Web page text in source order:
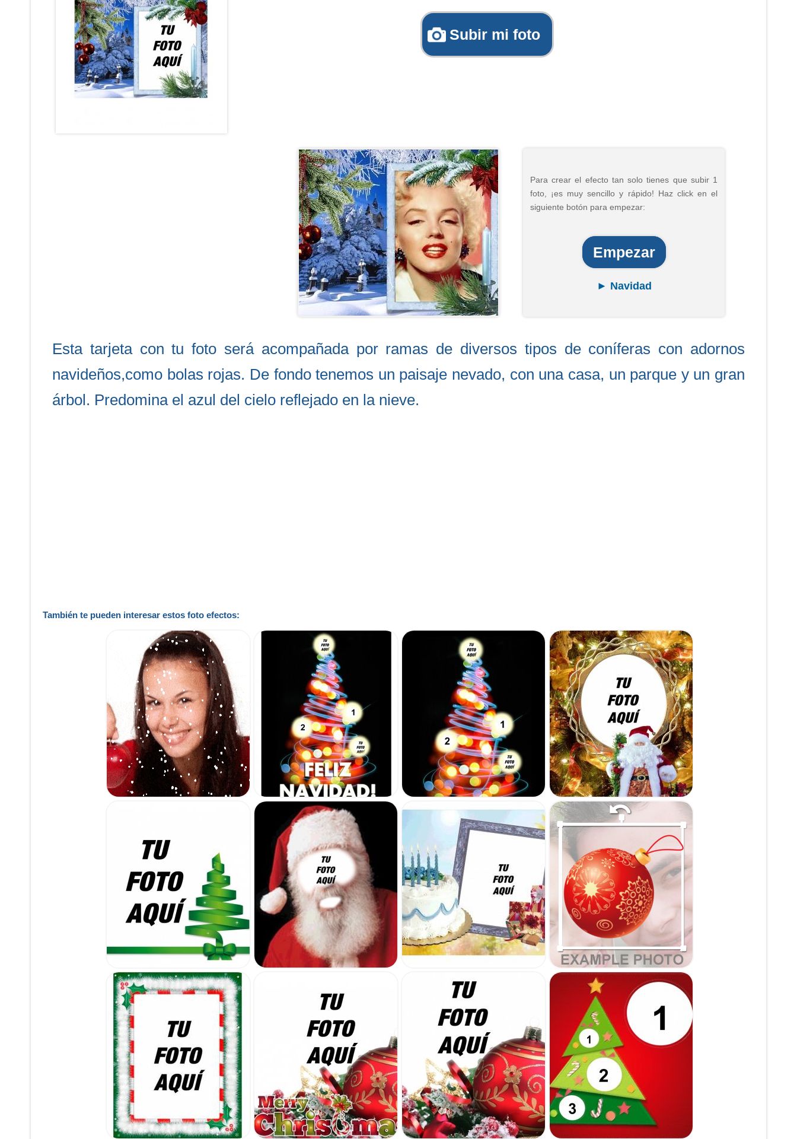
Subir mi foto
Para crear el efecto tan solo tienes que subir 1
foto, ¡es muy sencillo y rápido! Haz click en el
siguiente botón para empezar:
Empezar
► Navidad
Esta tarjeta con tu foto será acompañada por ramas de diversos tipos de coníferas con adornos
navideños,como bolas rojas. De fondo tenemos un paisaje nevado, con una casa, un parque y un gran
árbol. Predomina el azul del cielo reflejado en la nieve.
También te pueden interesar estos foto efectos: